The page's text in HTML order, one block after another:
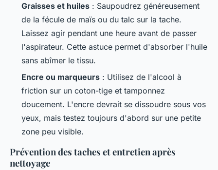
Graisses et huiles : Saupoudrez généreusement
de la fécule de maïs ou du talc sur la tache.
Laissez agir pendant une heure avant de passer
l'aspirateur. Cette astuce permet d'absorber l'huile
sans abîmer le tissu.
Encre ou marqueurs : Utilisez de l'alcool à
friction sur un coton-tige et tamponnez
doucement. L'encre devrait se dissoudre sous vos
yeux, mais testez toujours d'abord sur une petite
zone peu visible.
Prévention des taches et entretien après
nettoyage